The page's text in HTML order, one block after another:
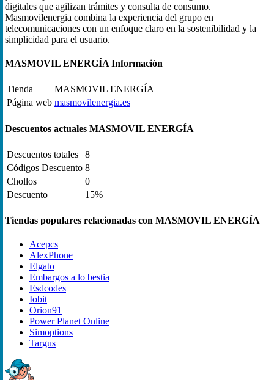
digitales que agilizan trámites y consulta de consumo.
Masmovilenergia combina la experiencia del grupo en
telecomunicaciones con un enfoque claro en la sostenibilidad y la
simplicidad para el usuario.
MASMOVIL ENERGÍA Información
Tienda
MASMOVIL ENERGÍA
Página web masmovilenergia.es
Descuentos actuales MASMOVIL ENERGÍA
Descuentos totales
8
Códigos Descuento 8
Chollos
0
Descuento
15%
Tiendas populares relacionadas con MASMOVIL ENERGÍA
Acepcs
AlexPhone
Elgato
Embargos a lo bestia
Esdcodes
Iobit
Orion91
Power Planet Online
Simoptions
Targus